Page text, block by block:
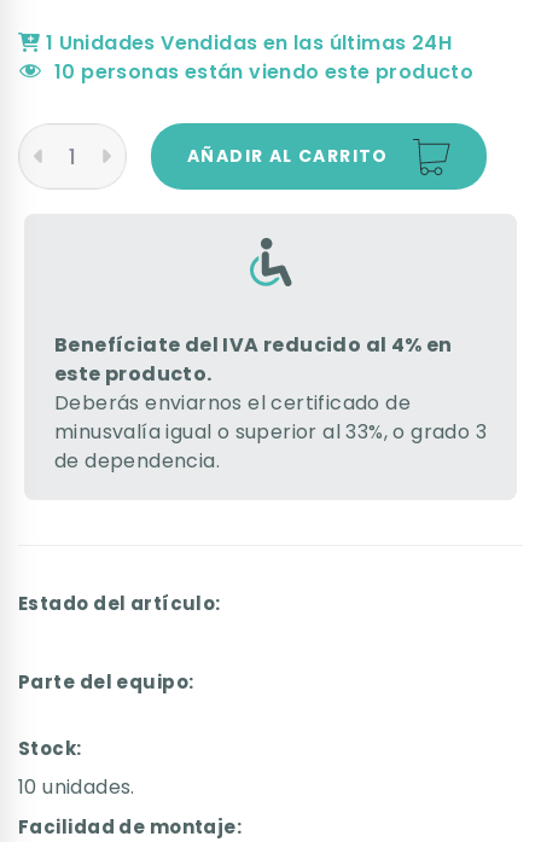
1 Unidades Vendidas en las últimas 24H
10 personas están viendo este producto
AÑADIR AL CARRITO
Benefíciate del IVA reducido al 4% en
este producto.
Deberás enviarnos el certificado de
minusvalía igual o superior al 33%, o grado 3
de dependencia.
Estado del artículo:
Parte del equipo:
Stock:
10 unidades.
Facilidad de montaje: